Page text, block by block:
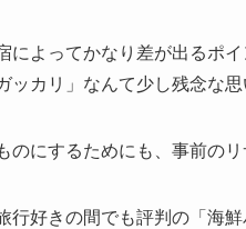
によってかなり差が出るポ
ッカリ」なんて少し残念な
のにするためにも、事前のリ
行好きの間でも評判の「海